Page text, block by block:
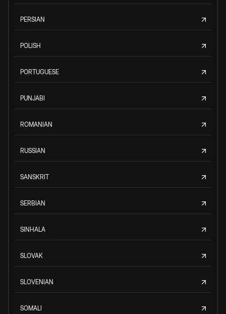
PERSIAN
POLISH
PORTUGUESE
PUNJABI
ROMANIAN
RUSSIAN
SANSKRIT
SERBIAN
SINHALA
SLOVAK
SLOVENIAN
SOMALI